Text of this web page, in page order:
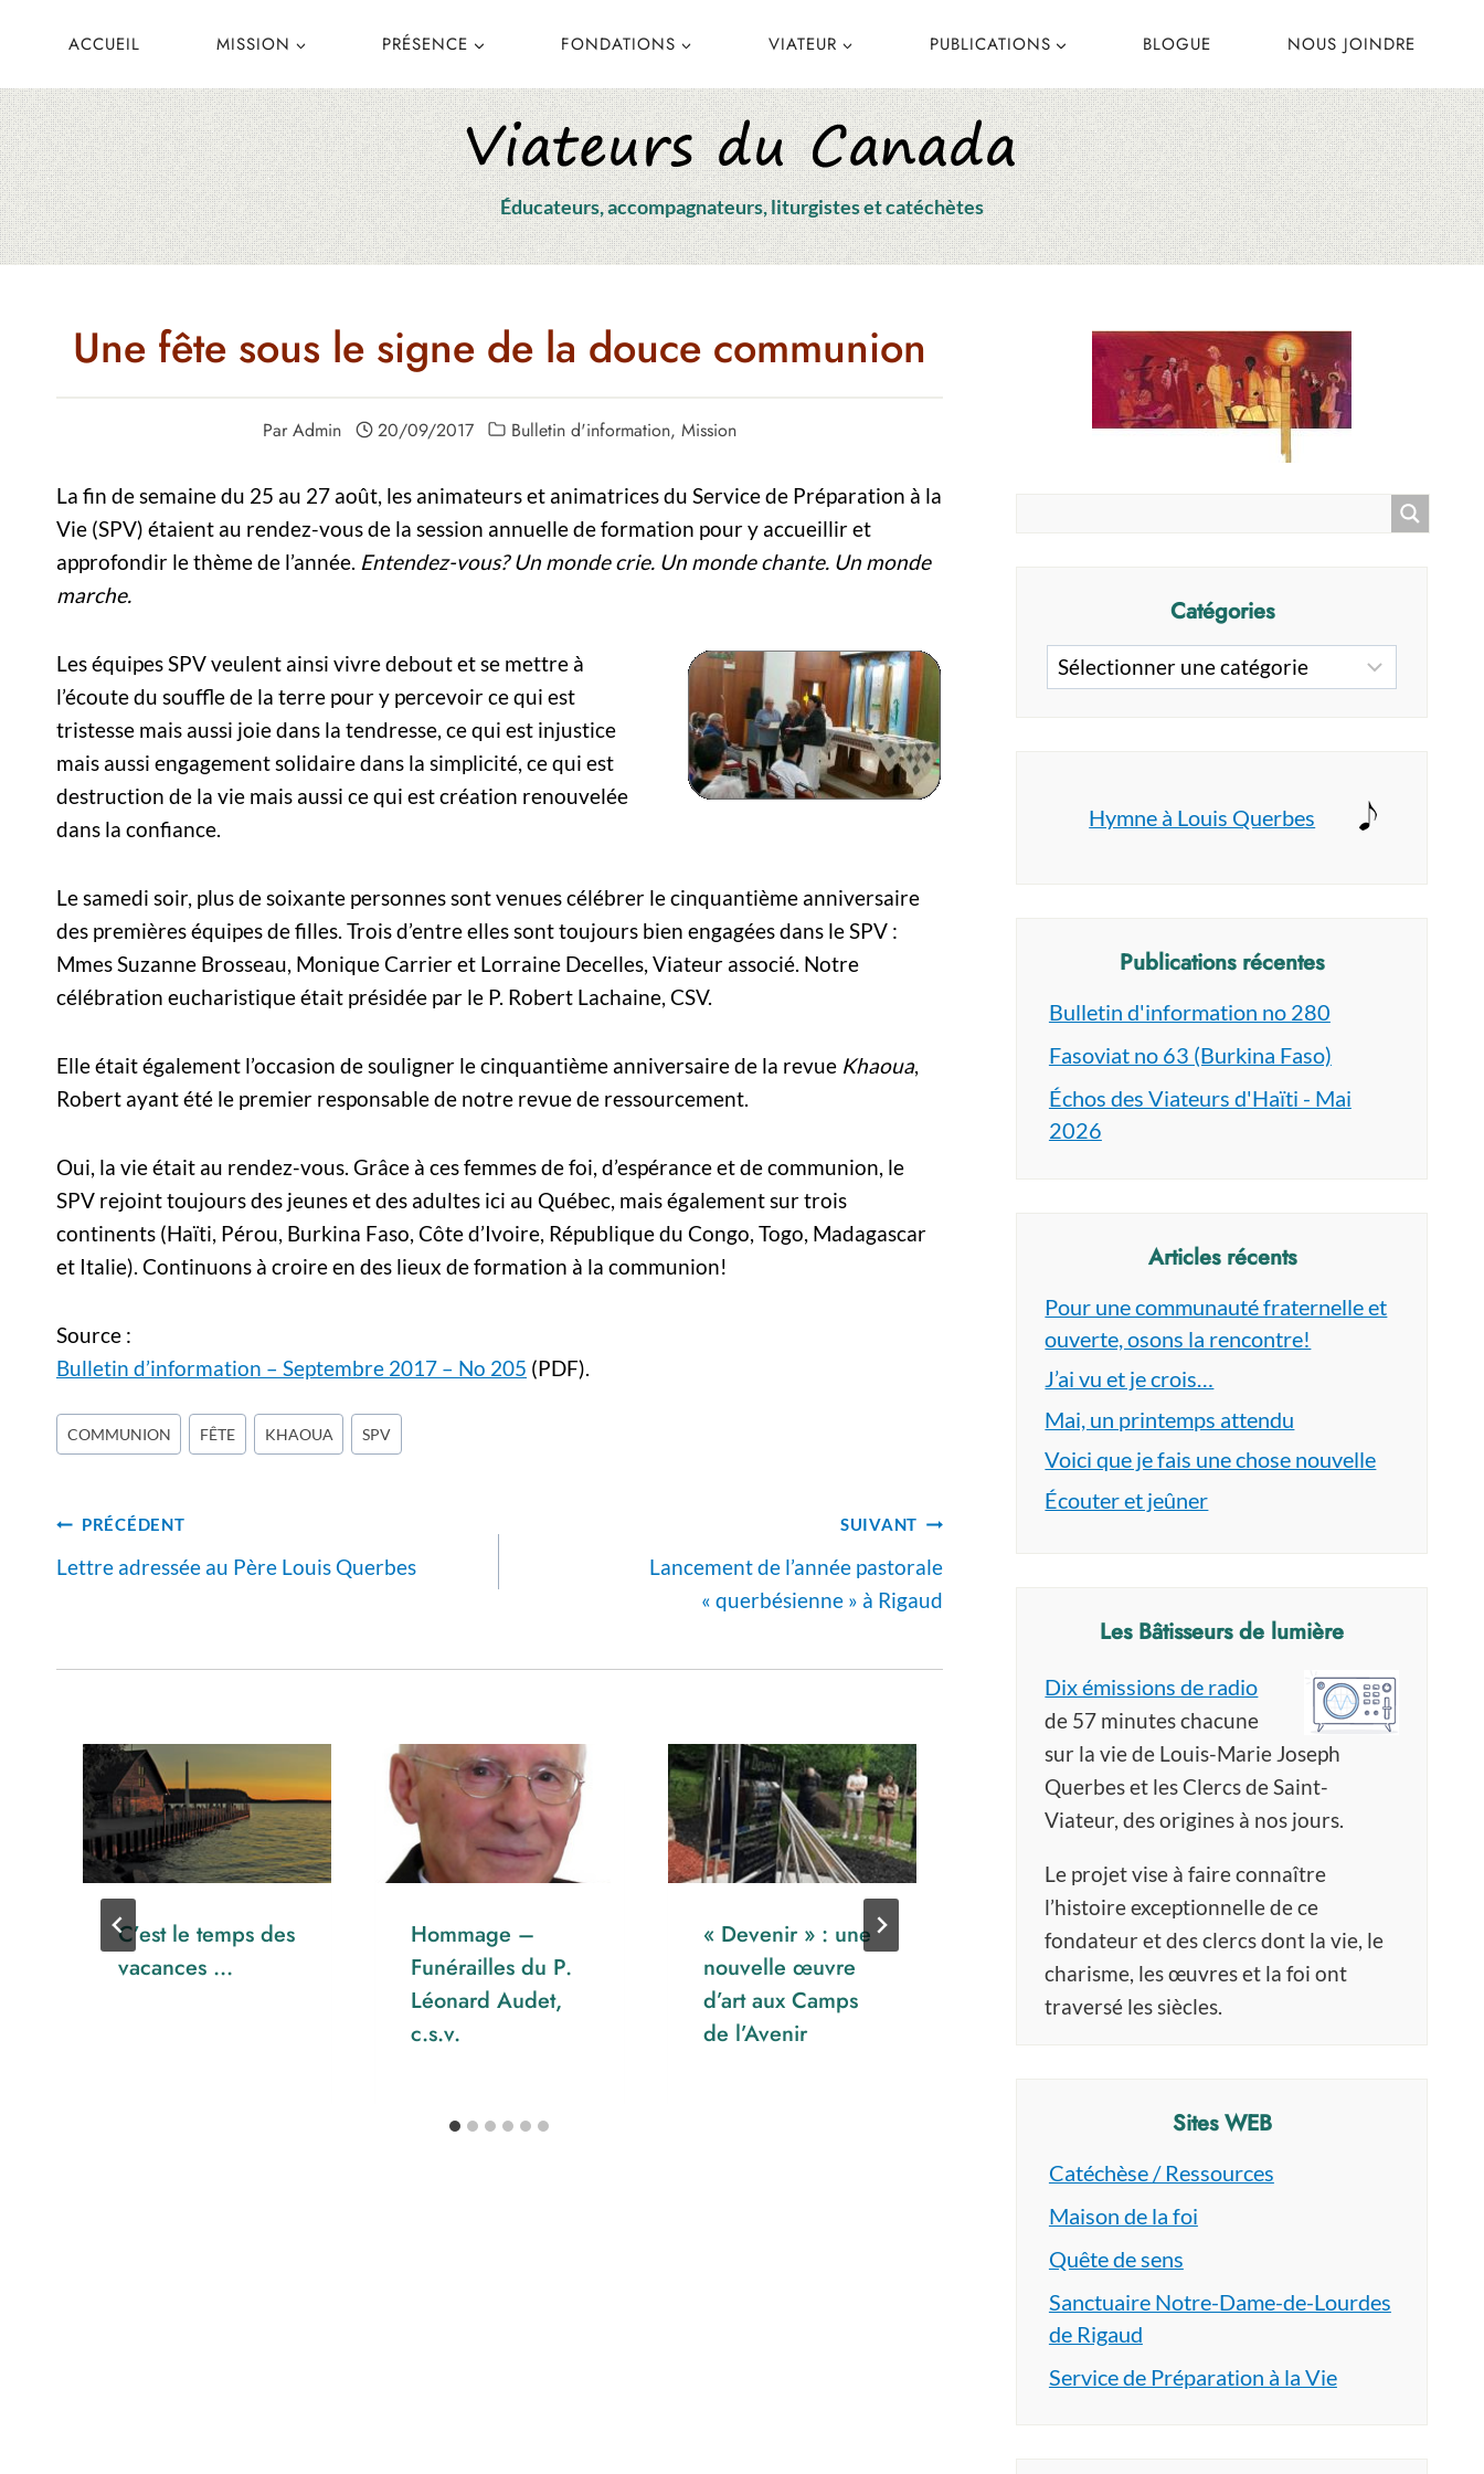
ACCUEIL MISSION PRÉSENCE FONDATIONS VIATEUR PUBLICATIONS BLOGUE NOUS JOINDRE
Éducateurs, accompagnateurs, liturgistes et catéchètes
Une fête sous le signe de la douce communion
Par Admin 20/09/2017 Bulletin d'information,Mission
La fin de semaine du 25 au 27 août, les animateurs et animatrices du Service de Préparation à la
Vie (SPV) étaient au rendez-vous de la session annuelle de formation pour y accueillir et
approfondir le thème de l’année. Entendez-vous? Un monde crie. Un monde chante. Un monde
marche.
Les équipes SPV veulent ainsi vivre debout et se mettre à
l’écoute du souffle de la terre pour y percevoir ce qui est
tristesse mais aussi joie dans la tendresse, ce qui est injustice
mais aussi engagement solidaire dans la simplicité, ce qui est
destruction de la vie mais aussi ce qui est création renouvelée
dans la confiance.
Le samedi soir, plus de soixante personnes sont venues célébrer le cinquantième anniversaire
des premières équipes de filles. Trois d’entre elles sont toujours bien engagées dans le SPV :
Mmes Suzanne Brosseau, Monique Carrier et Lorraine Decelles, Viateur associé. Notre
célébration eucharistique était présidée par le P. Robert Lachaine, CSV.
Elle était également l’occasion de souligner le cinquantième anniversaire de la revue Khaoua,
Robert ayant été le premier responsable de notre revue de ressourcement.
Oui, la vie était au rendez-vous. Grâce à ces femmes de foi, d’espérance et de communion, le
SPV rejoint toujours des jeunes et des adultes ici au Québec, mais également sur trois
continents (Haïti, Pérou, Burkina Faso, Côte d’Ivoire, République du Congo, Togo, Madagascar
et Italie). Continuons à croire en des lieux de formation à la communion!
Source :
Bulletin d’information – Septembre 2017 – No 205 (PDF).
Étiquettes
de
publication :
COMMUNION FÊTE KHAOUA SPV
Navigation
de
PRÉCÉDENT
Lettre adressée au Père Louis Querbes
SUIVANT
Lancement de l’année pastorale
« querbésienne » à Rigaud
C’est le temps des
vacances …
Hommage –
Funérailles du P.
Léonard Audet,
c.s.v.
« Devenir » : une
nouvelle œuvre
d’art aux Camps
de l’Avenir
La fraternité se vit
au quotidien
Le soleil viatorien
ne se couche pas
Catégories
Catégories
Hymne à Louis Querbes
Publications récentes
Bulletin d'information no 280
Fasoviat no 63 (Burkina Faso)
Échos des Viateurs d'Haïti - Mai
2026
Articles récents
Pour une communauté fraternelle et
ouverte, osons la rencontre!
J’ai vu et je crois…
Mai, un printemps attendu
Voici que je fais une chose nouvelle
Écouter et jeûner
Les Bâtisseurs de lumière
Dix émissions de radio
de 57 minutes chacune
sur la vie de Louis-Marie Joseph
Querbes et les Clercs de Saint-
Viateur, des origines à nos jours.
Le projet vise à faire connaître
l’histoire exceptionnelle de ce
fondateur et des clercs dont la vie, le
charisme, les œuvres et la foi ont
traversé les siècles.
Sites WEB
Catéchèse / Ressources
Maison de la foi
Quête de sens
Sanctuaire Notre-Dame-de-Lourdes
de Rigaud
Service de Préparation à la Vie